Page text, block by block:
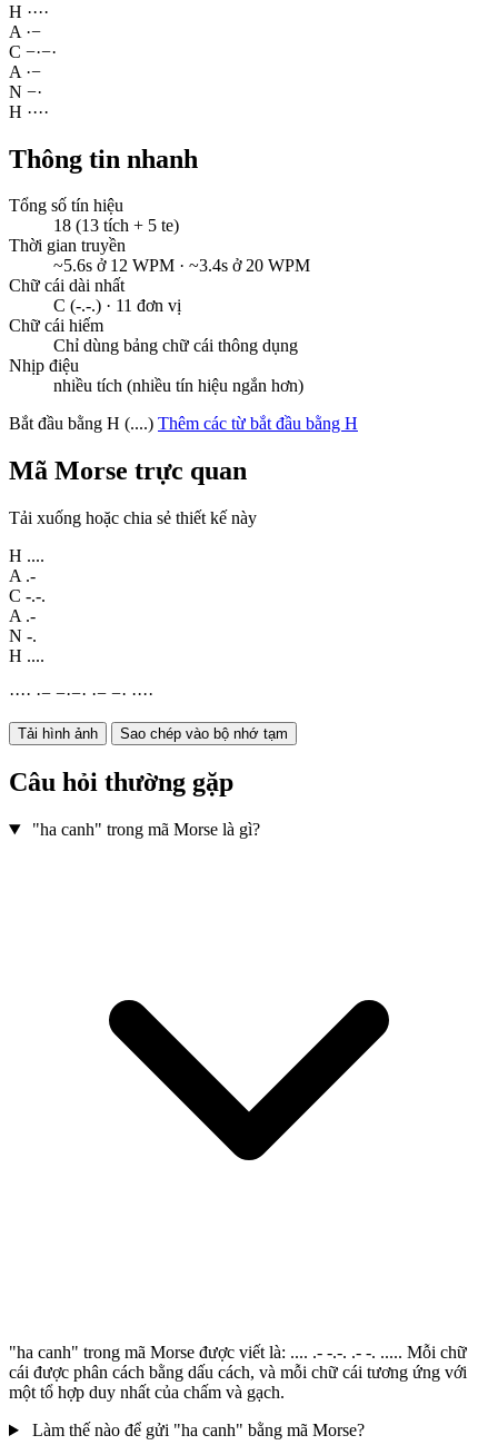
H ····
A ·−
C −·−·
A ·−
N −·
H ····
Thông tin nhanh
Tổng số tín hiệu
18 (13 tích + 5 te)
Thời gian truyền
~5.6s ở 12 WPM · ~3.4s ở 20 WPM
Chữ cái dài nhất
C (-.-.) · 11 đơn vị
Chữ cái hiếm
Chỉ dùng bảng chữ cái thông dụng
Nhịp điệu
nhiều tích (nhiều tín hiệu ngắn hơn)
Bắt đầu bằng H (....) Thêm các từ bắt đầu bằng H
Mã Morse trực quan
Tải xuống hoặc chia sẻ thiết kế này
H ....
A .-
C -.-.
A .-
N -.
H ....
···· ·− −·−· ·− −· ····
Tải hình ảnh Sao chép vào bộ nhớ tạm
Câu hỏi thường gặp
"ha canh" trong mã Morse là gì?
"ha canh" trong mã Morse được viết là: .... .- -.-. .- -. ..... Mỗi chữ
cái được phân cách bằng dấu cách, và mỗi chữ cái tương ứng với
một tổ hợp duy nhất của chấm và gạch.
Làm thế nào để gửi "ha canh" bằng mã Morse?